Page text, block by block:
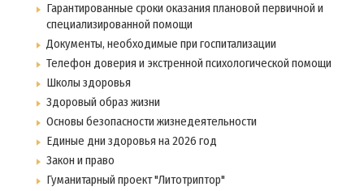
Гарантированные сроки оказания плановой первичной и
специализированной помощи
Документы, необходимые при госпитализации
Телефон доверия и экстренной психологической помощи
Школы здоровья
Здоровый образ жизни
Основы безопасности жизнедеятельности
Единые дни здоровья на 2026 год
Закон и право
Гуманитарный проект "Литотриптор"